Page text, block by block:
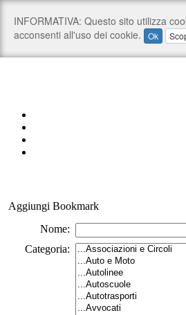
Aggiungi Bookmark
Nome:
Categoria: